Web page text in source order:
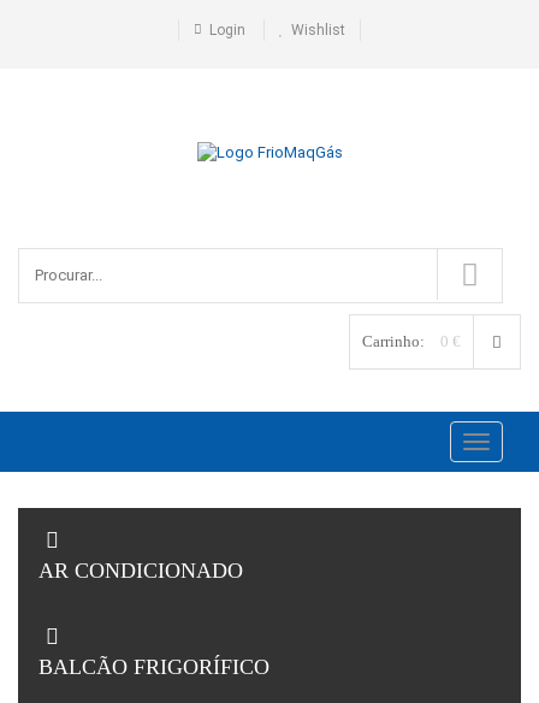
Login Wishlist
Carrinho: 0 €
Toggle
AR CONDICIONADO
BALCÃO FRIGORÍFICO